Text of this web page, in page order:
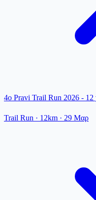
4ο Pravi Trail Run 2026 - 12
Trail Run · 12km · 29 Μαρ